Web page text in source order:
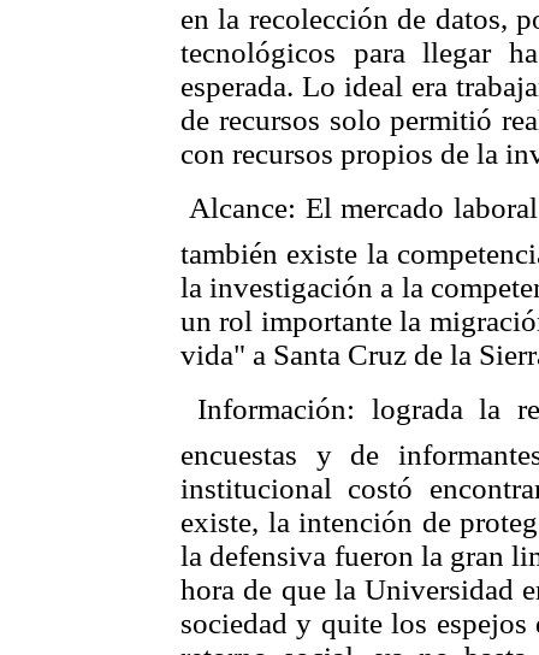
en la recolección de datos,
tecnológicos para llegar
esperada. Lo ideal era
de recursos solo permitió
con recursos propios de la
 Alcance: El mercado
también existe la
la investigación a la
un rol importante la
vida" a Santa Cruz de la
 Información: lograda la
encuestas y de
institucional costó
existe, la intención de
la defensiva fueron la gran
hora de que la Universidad
sociedad y quite los